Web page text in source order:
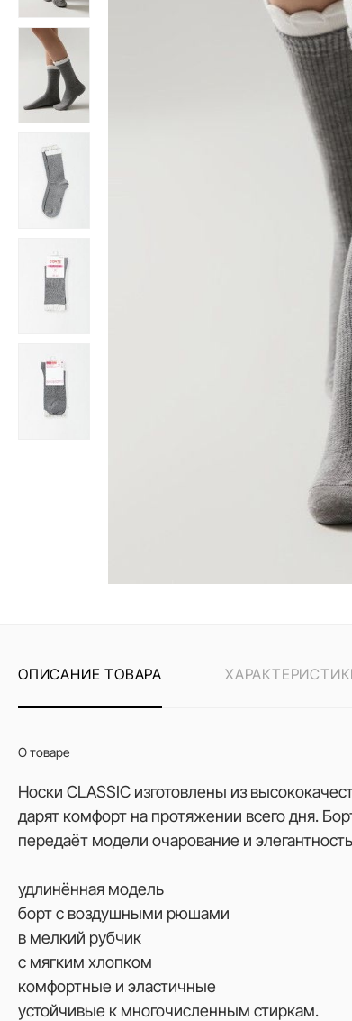
ОПИСАНИЕ ТОВАРА
О товаре
Носки CLASSIC изготовлены из
дарят комфорт на протяжении всего дня.
передаёт модели очарование и
удлинённая модель
борт с воздушными рюшами
в мелкий рубчик
с мягким хлопком
комфортные и эластичные
устойчивые к многочисленным стиркам.